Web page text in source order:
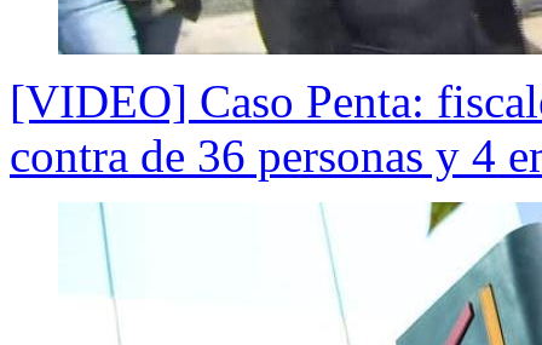
[VIDEO] Caso Penta:
contra de 36 personas y 4